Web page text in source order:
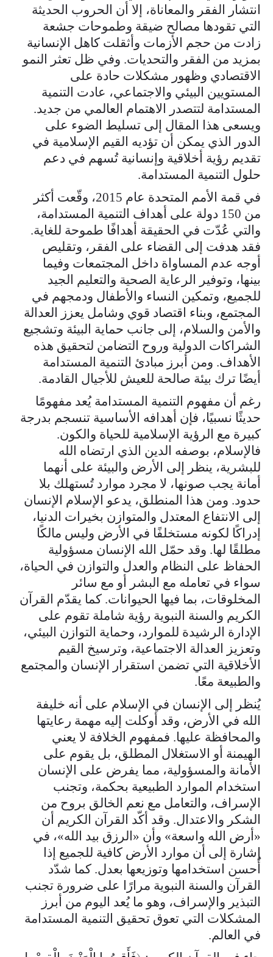
انتشار الفقر والمعاناة، إلا أن الحروب الحديثة
التي تقودها مصالح ضيقة وطموحات جشعة
زادت من حجم الأزمات وأثقلت كاهل الإنسانية
بمزيد من الفقر والتحديات. وفي ظل تعثر النمو
الاقتصادي وظهور مشكلات حادة على
المستويين البيئي والاجتماعي، عادت التنمية
المستدامة لتتصدر الاهتمام العالمي من جديد.
ويسعى هذا المقال إلى تسليط الضوء على
الدور الذي يمكن أن تؤديه القيم الإسلامية في
تقديم رؤية أخلاقية وإنسانية تُسهم في دعم
حلول التنمية المستدامة.
في قمة الأمم المتحدة عام 2015، وقّعت أكثر
من 150 دولة على أهداف التنمية المستدامة،
والتي عُدّت في الحقيقة أهدافًا طموحة للغاية.
فقد هدفت إلى القضاء على الفقر، وتقليص
أوجه عدم المساواة داخل المجتمعات وفيما
بينها، وتوفير الرعاية الصحية والتعليم الجيد
للجميع، وتمكين النساء والأطفال ودمجهم في
المجتمع، وبناء اقتصاد قوي وشامل يعزز العدالة
والأمن والسلام، إلى جانب حماية البيئة وتشجيع
الشراكات الدولية وروح التضامن لتحقيق هذه
الأهداف. ومن أبرز مبادئ التنمية المستدامة
أيضًا ترك بيئة صالحة للعيش للأجيال القادمة.
رغم أن مفهوم التنمية المستدامة يُعد مفهومًا
حديثًا نسبيًا، فإن أهدافه الأساسية تنسجم بدرجة
كبيرة مع الرؤية الإسلامية للحياة والكون.
فالإسلام، بوصفه الدين الذي ارتضاه الله
للبشرية، ينظر إلى الأرض والبيئة على أنهما
أمانة يجب صونها، لا مجرد موارد تُستهلك بلا
حدود. ومن هذا المنطلق، يدعو الإسلام الإنسان
إلى الانتفاع المعتدل والمتوازن بخيرات الدنيا،
إدراكًا لكونه مستخلفًا في الأرض وليس مالكًا
مطلقًا لها. وقد حمّل الله الإنسان مسؤولية
الحفاظ على النظام والعدل والتوازن في الحياة،
سواء في تعامله مع البشر أو مع سائر
المخلوقات، بما فيها الحيوانات. كما يقدّم القرآن
الكريم والسنة النبوية رؤية شاملة تقوم على
الإدارة الرشيدة للموارد، وحماية التوازن البيئي،
وتعزيز العدالة الاجتماعية، وترسيخ القيم
الأخلاقية التي تضمن استقرار الإنسان والمجتمع
والطبيعة معًا.
يُنظر إلى الإنسان في الإسلام على أنه خليفة
الله في الأرض، وقد أوكلت إليه مهمة رعايتها
والمحافظة عليها. فمفهوم الخلافة لا يعني
الهيمنة أو الاستغلال المطلق، بل يقوم على
الأمانة والمسؤولية، مما يفرض على الإنسان
استخدام الموارد الطبيعية بحكمة، وتجنب
الإسراف، والتعامل مع نعم الخالق بروح من
الشكر والاعتدال. وقد أكّد القرآن الكريم أن
«أرض الله واسعة» وأن «الرزق بيد الله»، في
إشارة إلى أن موارد الأرض كافية للجميع إذا
أُحسن استخدامها وتوزيعها بعدل. كما شدّد
القرآن والسنة النبوية مرارًا على ضرورة تجنب
التبذير والإسراف، وهو ما يُعد اليوم من أبرز
المشكلات التي تعوق تحقيق التنمية المستدامة
في العالم.